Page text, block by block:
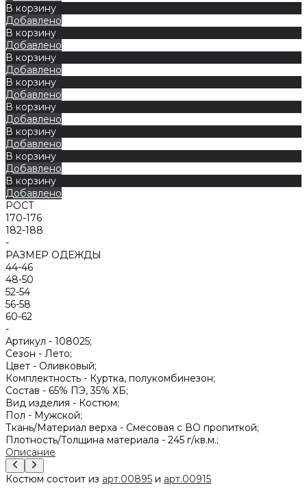
В корзину
Добавлено
В корзину
Добавлено
В корзину
Добавлено
В корзину
Добавлено
В корзину
Добавлено
В корзину
Добавлено
В корзину
Добавлено
В корзину
Добавлено
РОСТ
170-176
182-188
-
РАЗМЕР ОДЕЖДЫ
44-46
48-50
52-54
56-58
60-62
-
Артикул - 108025;
Сезон - Лето;
Цвет - Оливковый;
Комплектность - Куртка, полукомбинезон;
Состав - 65% ПЭ, 35% ХБ;
Вид изделия - Костюм;
Пол - Мужской;
Ткань/Материал верха - Смесовая с ВО пропиткой;
Плотность/Толщина материала - 245 г/кв.м.;
Описание
Костюм состоит из арт.00895 и арт.00915